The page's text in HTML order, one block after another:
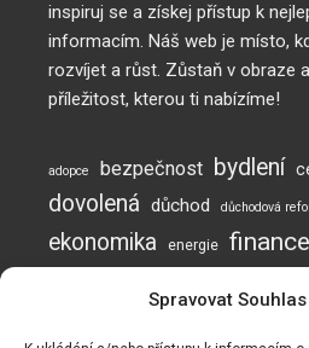
Spravovat
inspiruj se a získej přístup k
informacím. Náš web je místo,
rozvíjet a růst. Zůstaň v obraze
příležitost, kterou ti nabízíme!
adopce bezpečnost bydlení
dovolená důchod důchodová
ekonomika energie finance
mužská neplodnost